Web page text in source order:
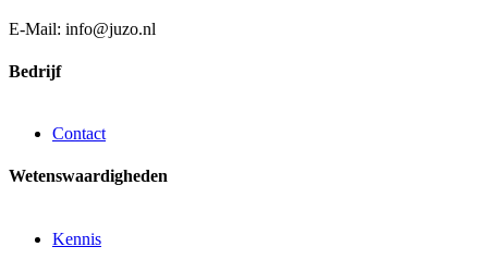
E-Mail: info@juzo.nl
Bedrijf
Contact
Wetenswaardigheden
Kennis